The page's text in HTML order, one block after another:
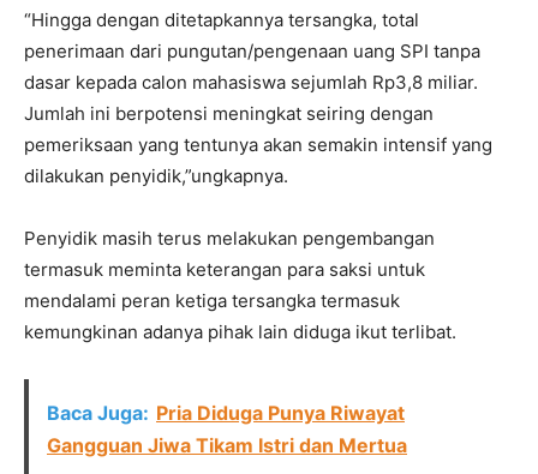
“Hingga dengan ditetapkannya tersangka, total
penerimaan dari pungutan/pengenaan uang SPI tanpa
dasar kepada calon mahasiswa sejumlah Rp3,8 miliar.
Jumlah ini berpotensi meningkat seiring dengan
pemeriksaan yang tentunya akan semakin intensif yang
dilakukan penyidik,”ungkapnya.
Penyidik masih terus melakukan pengembangan
termasuk meminta keterangan para saksi untuk
mendalami peran ketiga tersangka termasuk
kemungkinan adanya pihak lain diduga ikut terlibat.
Baca Juga: Pria Diduga Punya Riwayat
Gangguan Jiwa Tikam Istri dan Mertua